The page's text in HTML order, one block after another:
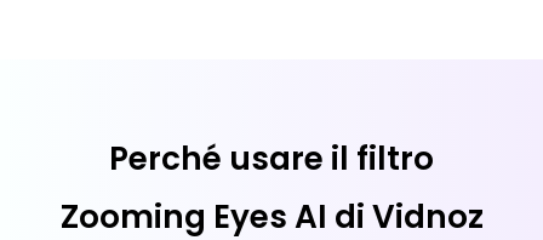
Perché usare il filtro
Zooming Eyes AI di Vidnoz